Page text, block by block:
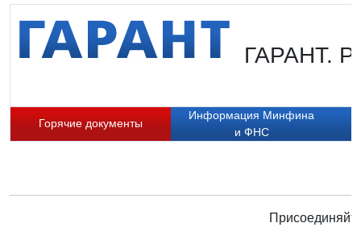
ГАРАНТ.
Горячие документы
Информация Минфина
и ФНС